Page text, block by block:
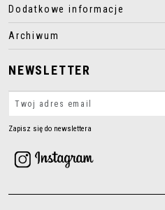
Dodatkowe informacje
Archiwum
NEWSLETTER
Zapisz się do newslettera